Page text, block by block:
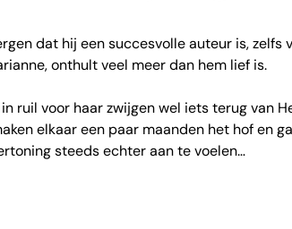
dat hij een succesvolle auteur is, zelfs
onthult veel meer dan hem lief is.
ruil voor haar zwijgen wel iets terug van
elkaar een paar maanden het hof en
steeds echter aan te voelen…